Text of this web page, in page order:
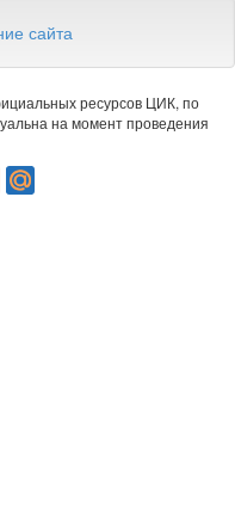
сайта
ресурсов ЦИК, по
на момент проведения